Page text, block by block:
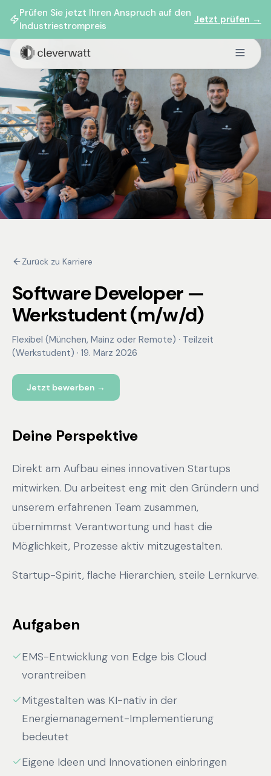
Prüfen Sie jetzt Ihren Anspruch auf den
Industriestrompreis
Jetzt prüfen →
Zurück zu Karriere
Software Developer —
Werkstudent (m/w/d)
Flexibel (München, Mainz oder Remote) · Teilzeit
(Werkstudent) · 19. März 2026
Jetzt bewerben →
Deine Perspektive
Direkt am Aufbau eines innovativen Startups
mitwirken. Du arbeitest eng mit den Gründern und
unserem erfahrenen Team zusammen,
übernimmst Verantwortung und hast die
Möglichkeit, Prozesse aktiv mitzugestalten.
Startup-Spirit, flache Hierarchien, steile Lernkurve.
Aufgaben
EMS-Entwicklung von Edge bis Cloud
vorantreiben
Mitgestalten was KI-nativ in der
Energiemanagement-Implementierung
bedeutet
Eigene Ideen und Innovationen einbringen